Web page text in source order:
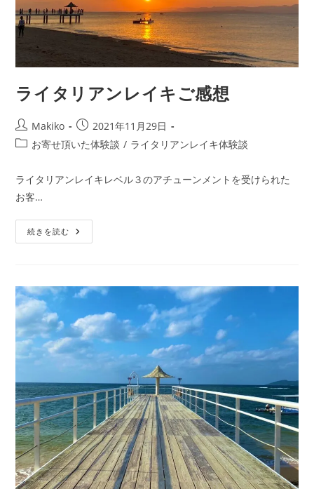
法
ライタリアンレイキご感想
投
稿
Makiko
投
稿
日:
2021年11月29日
投
カ
テ
ゴ
リ
ー:
お寄せ頂いた体験談 / ライタリアンレイキ体験談
ライタリアンレイキレベル３のアチューンメントを受けられた
お客…
続きを読む ラ
イ
レ
イ
ご
感
想